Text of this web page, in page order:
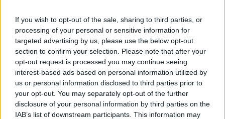
If you wish to opt-out of the sale, sharing to third parties, or
processing of your personal or sensitive information for
targeted advertising by us, please use the below opt-out
section to confirm your selection. Please note that after your
opt-out request is processed you may continue seeing
interest-based ads based on personal information utilized by
us or personal information disclosed to third parties prior to
your opt-out. You may separately opt-out of the further
disclosure of your personal information by third parties on the
IAB’s list of downstream participants. This information may
Fly me to the moon
Hop!
O sonho de um prisioneiro
Memòrias
Sto qui
Scrivi
Bestiario
Pillole
Veglia
​“D” come delitto